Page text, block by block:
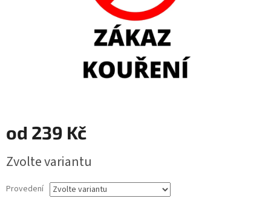
od 239 Kč
cena:
Zvolte variantu
Provedení